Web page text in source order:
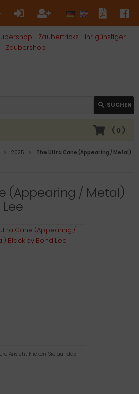
SUCHEN
( 0 )
2025
The Ultra Cane (Appearing / Metal)
(Appearing / Metal)
Ansicht klicken Sie auf das